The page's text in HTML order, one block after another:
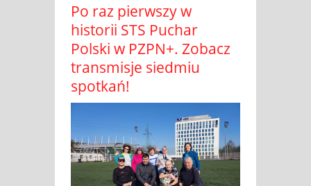
Po raz pierwszy w
historii STS Puchar
Polski w PZPN+. Zobacz
transmisje siedmiu
spotkań!